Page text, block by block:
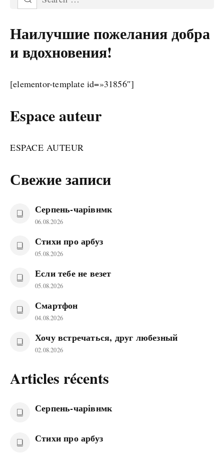
Наилучшие пожелания добра
и вдохновения!
[elementor-template id=»31856″]
Espace auteur
ESPACE AUTEUR
Свежие записи
Серпень-чарівнмк
06.08.2026
Стихи про арбуз
05.08.2026
Если тебе не везет
05.08.2026
Смартфон
04.08.2026
Хочу встречаться, друг любезный
02.08.2026
Articles récents
Серпень-чарівнмк
Стихи про арбуз